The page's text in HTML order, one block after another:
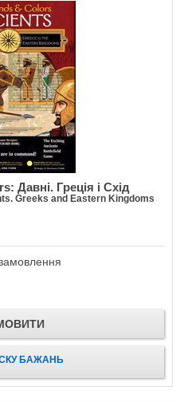
Давні. Греція і Схід
Greeks and Eastern Kingdoms
БАЖАНЬ